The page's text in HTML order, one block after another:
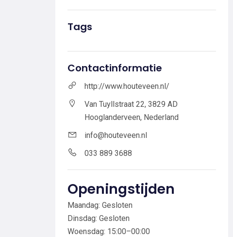
Tags
Contactinformatie
http://www.houteveen.nl/
Van Tuyllstraat 22, 3829 AD
Hooglanderveen, Nederland
info@houteveen.nl
033 889 3688
Openingstijden
Maandag: Gesloten
Dinsdag: Gesloten
Woensdag: 15:00–00:00